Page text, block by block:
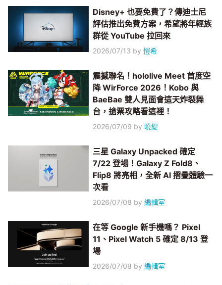
Disney+ 也要免費了？傳迪士尼
評估推出免費方案，希望將年輕族
群從 YouTube 拉回來
2026/07/13 by愷希
震撼聯名！hololive Meet 首度空
降 WirForce 2026！Kobo 與
BaeBae 雙人見面會這天炸裂舞
台，搶票攻略看這裡！
2026/07/09 by 曉緹
三星 Galaxy Unpacked 確定
7/22 登場！Galaxy Z Fold8、
Flip8 將亮相，全新 AI 摺疊體驗一
次看
2026/07/08 by編輯室
在等 Google 新手機嗎？ Pixel
11、Pixel Watch 5 確定 8/13 登
場
2026/07/08 by編輯室